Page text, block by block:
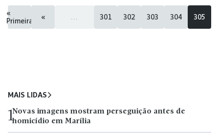
«
Primeira
« 301 302 303 304 305
MAIS LIDAS
1Novas imagens mostram perseguição antes de
homicídio em Marília